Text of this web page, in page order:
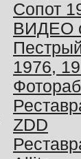
Сопот
ВИДЕО
1976,
ZDD